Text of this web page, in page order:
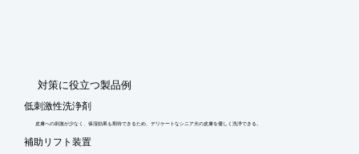
​対策に役立つ製品例
低刺激性洗浄剤
皮膚への刺激が少なく、保湿効果も期待できるため、デリケートなシニア犬の皮膚を優しく洗浄できる。
補助リフト装置